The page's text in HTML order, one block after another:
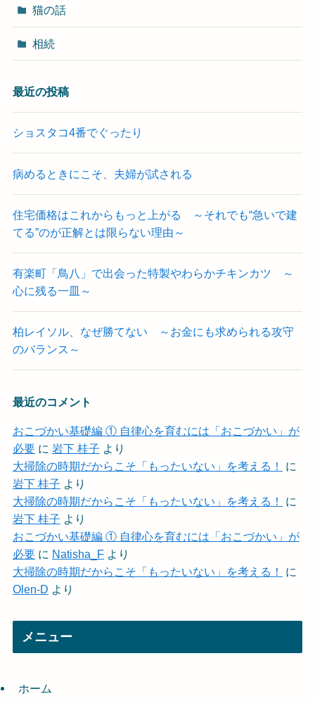
猫の話
相続
最近の投稿
ショスタコ4番でぐったり
病めるときにこそ、夫婦が試される
住宅価格はこれからもっと上がる ～それでも“急いで建
てる”のが正解とは限らない理由～
有楽町「鳥八」で出会った特製やわらかチキンカツ ～
心に残る一皿～
柏レイソル、なぜ勝てない ～お金にも求められる攻守
のバランス～
最近のコメント
おこづかい基礎編 ① 自律心を育むには「おこづかい」が
必要に 岩下 桂子 より
大掃除の時期だからこそ「もったいない」を考える！
に
岩下 桂子 より
大掃除の時期だからこそ「もったいない」を考える！
に
岩下 桂子 より
おこづかい基礎編 ① 自律心を育むには「おこづかい」が
必要に Natisha_Fより
大掃除の時期だからこそ「もったいない」を考える！
に
Olen-D より
メニュー
ホーム